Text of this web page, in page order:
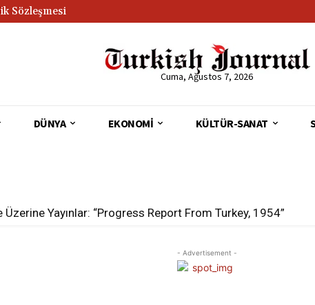
Sözleşmesi
Cuma, Ağustos 7, 2026
DÜNYA EKONOMI KÜLTÜR-SANAT
Üzerine Yayınlar: “Progress Report From Turkey, 1954”
- Advertisement -